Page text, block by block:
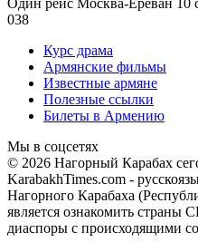
038
Курс драма
Армянские фильмы
Известные армяне
Полезные ссылки
Билеты в Армению
Мы в соцсетях
© 2026 Нагорный Карабах
KarabakhTimes.com -
Нагорного Карабаха
является ознакомить страны
диаспоры с происходящими